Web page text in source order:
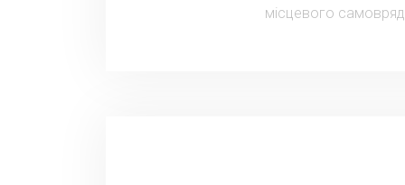
місцевого